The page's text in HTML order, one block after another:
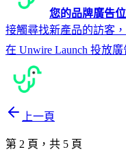
您的品牌廣告位
接觸尋找新產品的訪客
在 Unwire Launch 投放廣
上一頁
第 2 頁，共 5 頁